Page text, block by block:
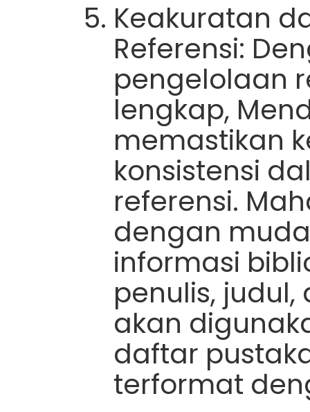
Keakuratan
Referensi:
pengelolaan
lengkap,
memastikan
konsistensi
referensi.
dengan
informasi
penulis,
akan
daftar
terformat